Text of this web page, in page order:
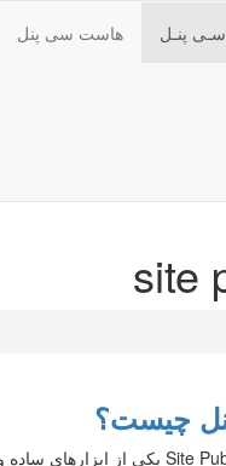
سـی پنـل هاست سی پنل